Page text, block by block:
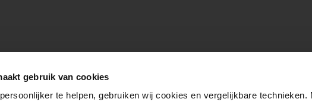
gebruik van cookies
te helpen, gebruiken wij cookies en vergelijkbare technieken.